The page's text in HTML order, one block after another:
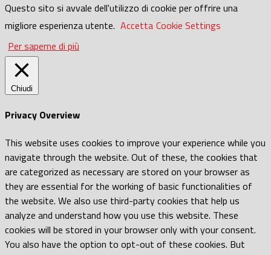
Questo sito si avvale dell'utilizzo di cookie per offrire una
migliore esperienza utente. Accetta Cookie Settings
Per saperne di più
Chiudi
Privacy Overview
This website uses cookies to improve your experience while you
navigate through the website. Out of these, the cookies that
are categorized as necessary are stored on your browser as
they are essential for the working of basic functionalities of
the website. We also use third-party cookies that help us
analyze and understand how you use this website. These
cookies will be stored in your browser only with your consent.
You also have the option to opt-out of these cookies. But